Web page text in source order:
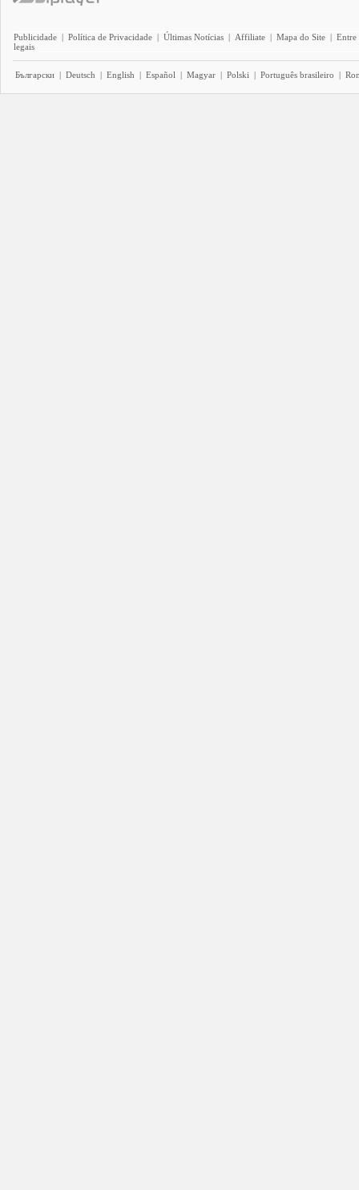
Publicidade | Política de Privacidade | Últimas Notícias | Affiliate | Mapa do Site | Entre
legais
Български | Deutsch | English | Español | Magyar | Polski | Português brasileiro |